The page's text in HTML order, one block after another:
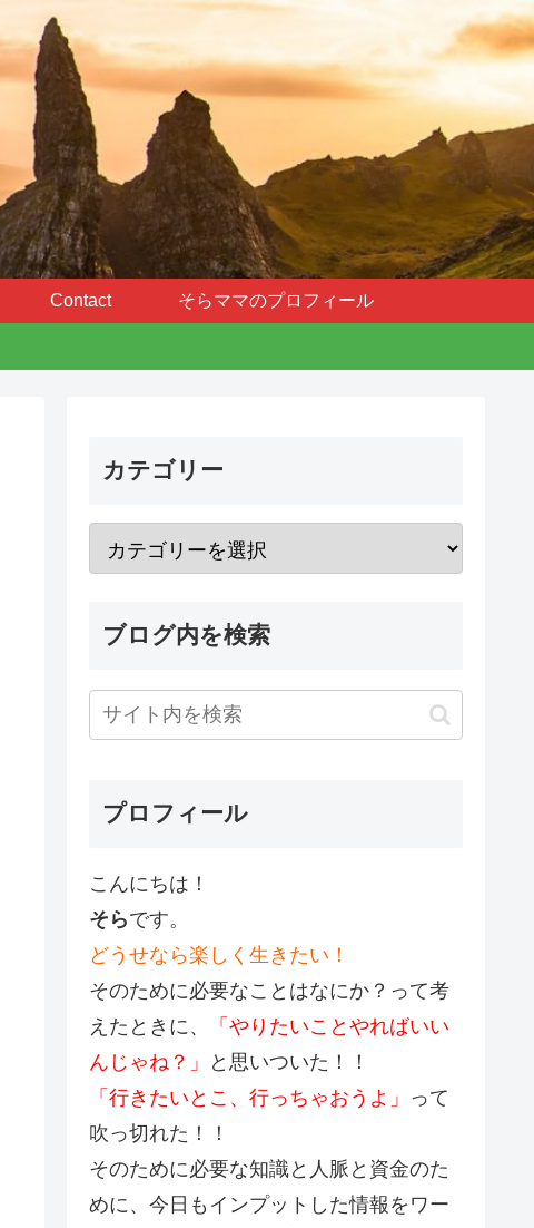
Contact そらママのプロフィール
カテゴリー
ブログ内を検索
プロフィール
こんにちは！
そらです。
どうせなら楽しく生きたい！
そのために必要なことはなにか？って考
えたときに、
「やりたいことやればいい
んじゃね？」
と思いついた！！
「行きたいとこ、行っちゃおうよ」 って
吹っ切れた！！
そのために必要な知識と人脈と資金のた
めに、今日もインプットした情報をワー